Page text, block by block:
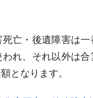
亡・後遺障害は一
れ、それ以外は
となります。